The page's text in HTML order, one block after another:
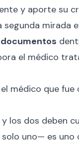
y aporte su
mirada
el médico
médico que
los dos deben
uno— es uno